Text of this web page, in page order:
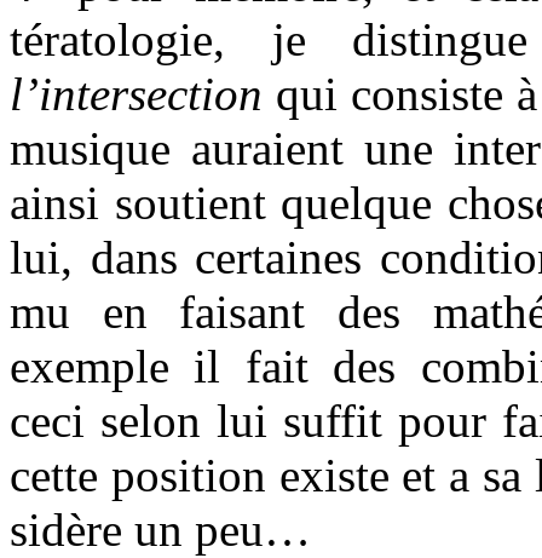
tératologie, je
l’intersection qui consiste
musique auraient une
ainsi soutient quelque
lui, dans certaines
mu en faisant des
exemple il fait des
ceci selon lui suffit pour
cette position existe et a
sidère un peu…